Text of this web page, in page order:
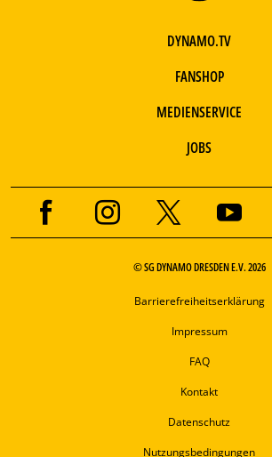
DYNAMO.TV
FANSHOP
MEDIENSERVICE
JOBS
© SG DYNAMO DRESDEN E.V. 2026
Barrierefreiheitserklärung
Impressum
FAQ
Kontakt
Datenschutz
Nutzungsbedingungen